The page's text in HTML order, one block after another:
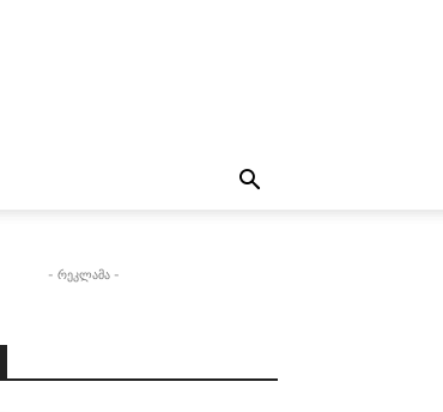
- რეკლამა -